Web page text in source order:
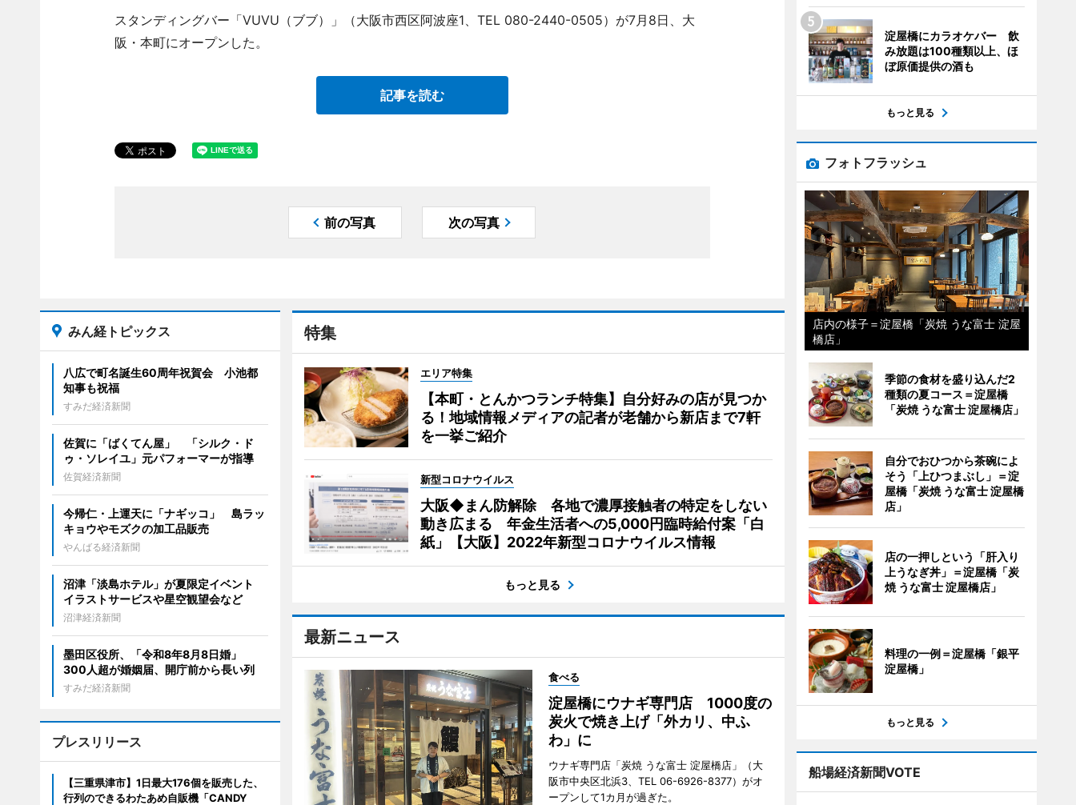
スタンディングバー「VUVU（ブブ）」（大阪市西区阿波座1、TEL 080-2440-0505）が7月8日、大
阪・本町にオープンした。
記事を読む
前の写真 次の写真
特集
エリア特集
【本町・とんかつランチ特集】自分好みの店が見つか
る！地域情報メディアの記者が老舗から新店まで7軒
を一挙ご紹介
新型コロナウイルス
大阪◆まん防解除 各地で濃厚接触者の特定をしない
動き広まる 年金生活者への5,000円臨時給付案「白
紙」【大阪】2022年新型コロナウイルス情報
もっと見る
最新ニュース
食べる
淀屋橋にウナギ専門店 1000度の
炭火で焼き上げ「外カリ、中ふ
わ」に
ウナギ専門店「炭焼 うな富士 淀屋橋店」（大
阪市中央区北浜3、TEL 06-6926-8377）がオ
ープンして1カ月が過ぎた。
みん経トピックス
八広で町名誕生60周年祝賀会 小池都
知事も祝福
すみだ経済新聞
佐賀に「ばくてん屋」 「シルク・ド
ゥ・ソレイユ」元パフォーマーが指導
佐賀経済新聞
今帰仁・上運天に「ナギッコ」 島ラッ
キョウやモズクの加工品販売
やんばる経済新聞
沼津「淡島ホテル」が夏限定イベント
イラストサービスや星空観望会など
沼津経済新聞
墨田区役所、「令和8年8月8日婚」
300人超が婚姻届、開庁前から長い列
すみだ経済新聞
プレスリリース
【三重県津市】1日最大176個を販売した、
行列のできるわたあめ自販機「CANDY
淀屋橋にカラオケバー 飲
み放題は100種類以上、ほ
ぼ原価提供の酒も
もっと見る
フォトフラッシュ
店内の様子＝淀屋橋「炭焼 うな富士 淀屋
橋店」
季節の食材を盛り込んだ2
種類の夏コース＝淀屋橋
「炭焼 うな富士 淀屋橋店」
自分でおひつから茶碗によ
そう「上ひつまぶし」＝淀
屋橋「炭焼 うな富士 淀屋橋
店」
店の一押しという「肝入り
上うなぎ丼」＝淀屋橋「炭
焼 うな富士 淀屋橋店」
料理の一例＝淀屋橋「銀平
淀屋橋」
もっと見る
船場経済新聞VOTE